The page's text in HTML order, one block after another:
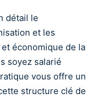
détail le
et les
économique de la
soyez salarié
vous offre un
structure clé de